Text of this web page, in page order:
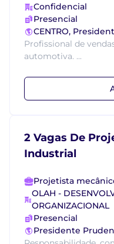
Confidencial
Presencial
CENTRO,
Profissional de
automotiva. ...
2 Vagas De
Industrial
Projetista
OLAH -
ORGANIZACIONAL
Presencial
Presidente